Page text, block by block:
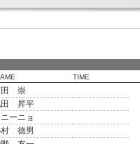
TIME
田 崇
田 昇平
ーニョ
村 徳男